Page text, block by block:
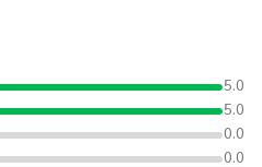
5.0
5.0
0.0
0.0